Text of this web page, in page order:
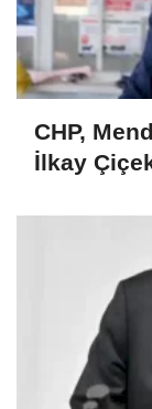
CHP,
İlkay